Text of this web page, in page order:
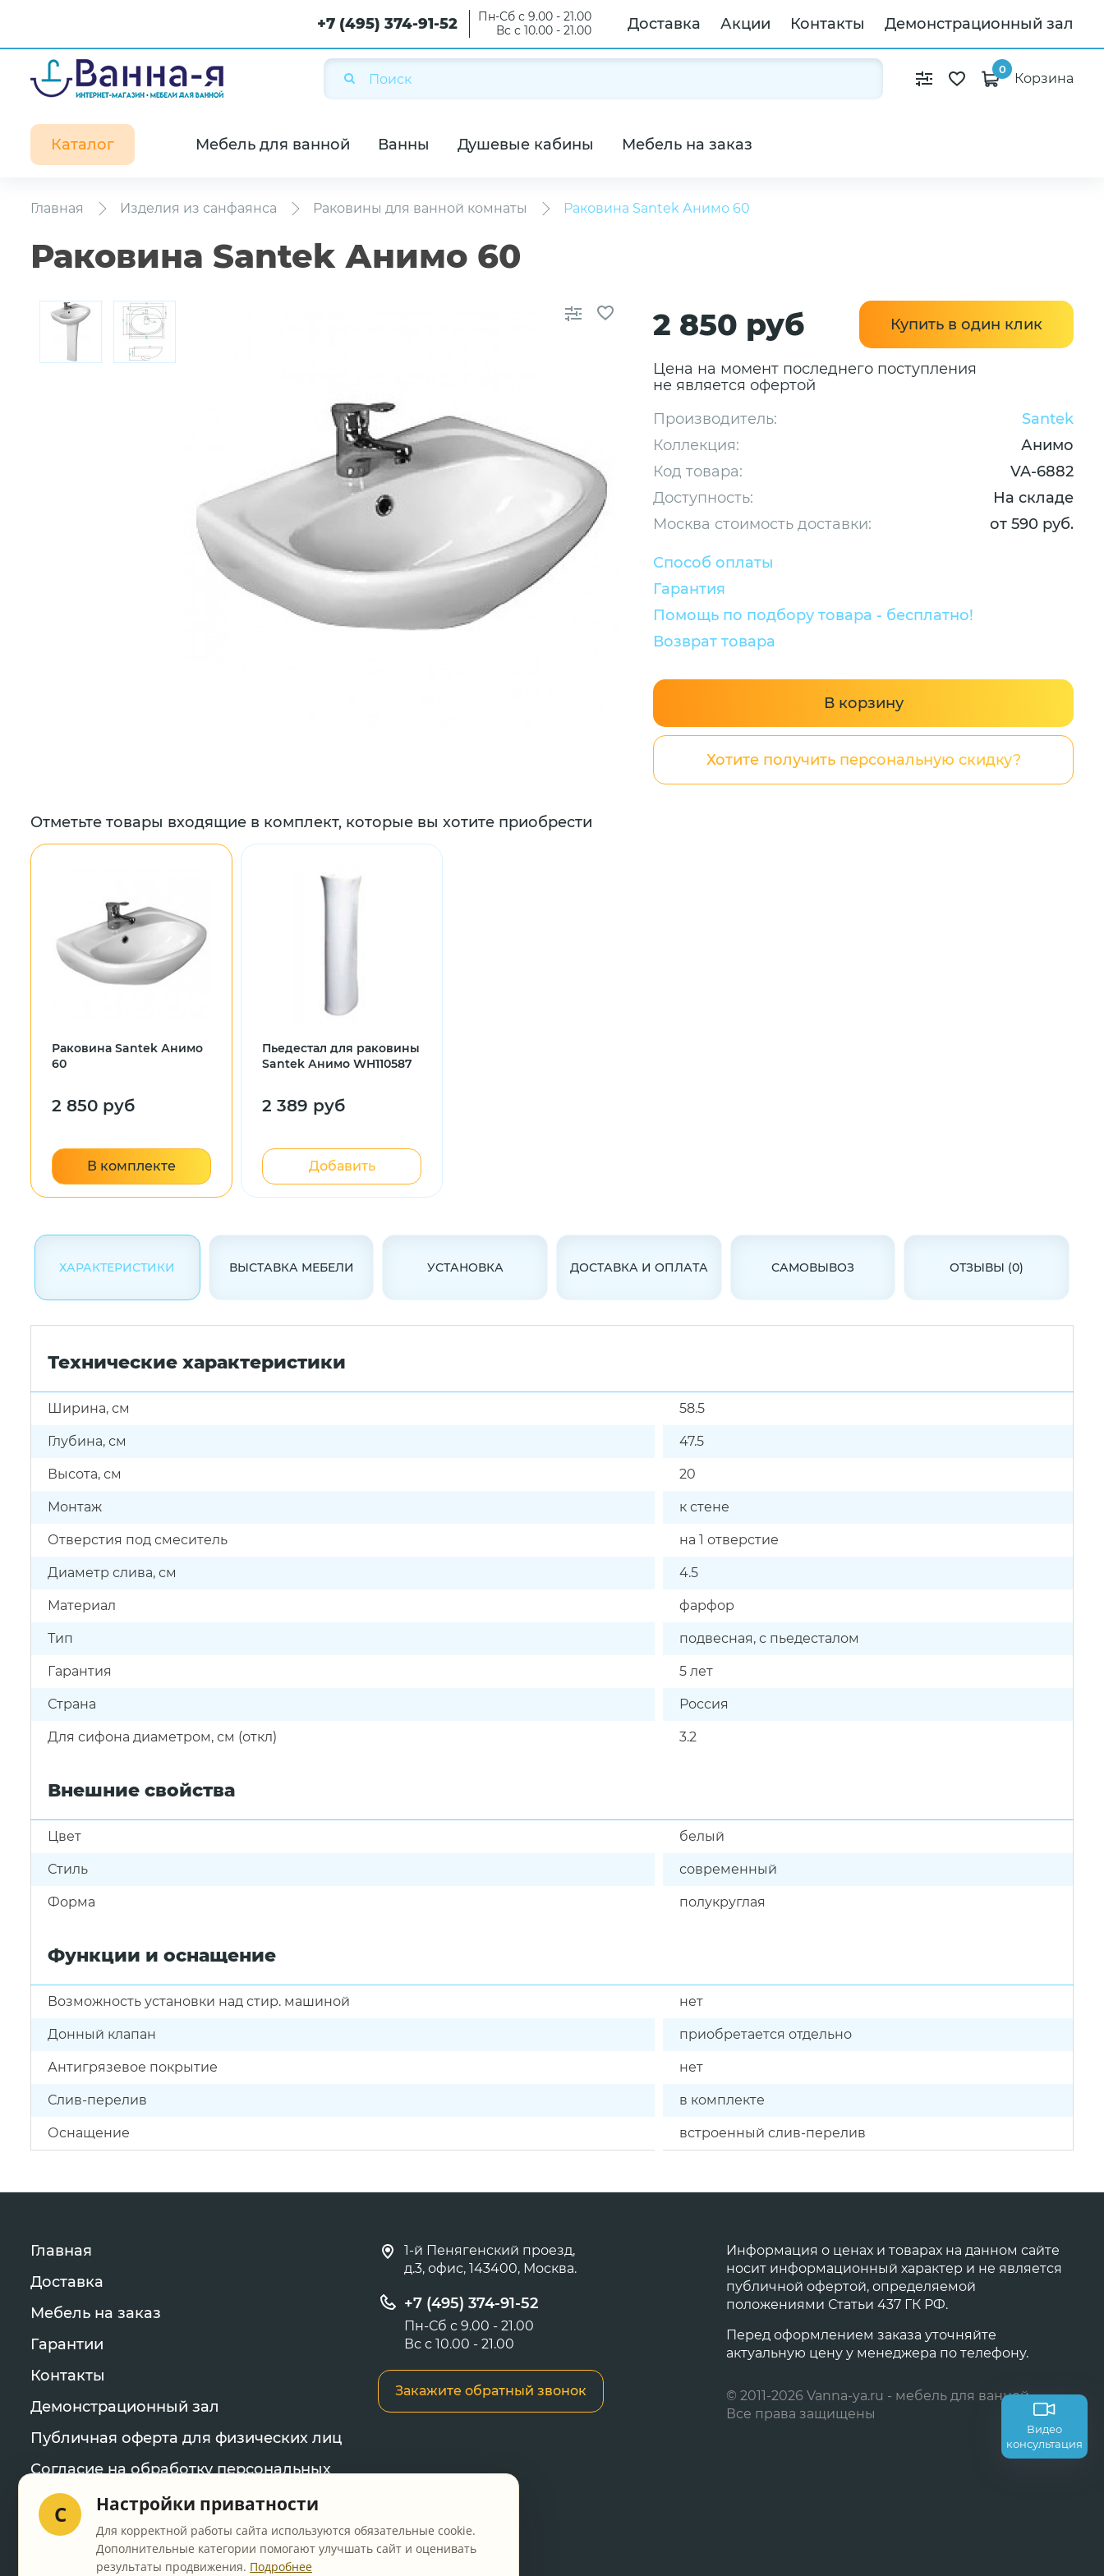
+7 (495) 374-91-52
Пн-Сб с 9.00 - 21.00
Вс с 10.00 - 21.00
Доставка Акции Контакты Демонстрационный зал
0
Корзина
Каталог Мебель для ванной Ванны Душевые кабины Мебель на заказ
Главная Изделия из санфаянса Раковины для ванной комнаты Раковина Santek Анимо 60
Раковина Santek Анимо 60
2 850 руб Купить в один клик
Цена на момент последнего поступления
не является офертой
Производитель:
Santek
Коллекция:
Анимо
Код товара:
VA-6882
Доступность:
На складе
Москва стоимость доставки:
от 590 руб.
Способ оплаты
Гарантия
Помощь по подбору товара - бесплатно!
Возврат товара
В корзину
Хотите получить персональную скидку?
Отметьте товары входящие в комплект, которые вы хотите приобрести
Раковина Santek Анимо
60
2 850 руб
В комплекте
Пьедестал для раковины
Santek Анимо WH110587
2 389 руб
Добавить
ХАРАКТЕРИСТИКИ ВЫСТАВКА МЕБЕЛИ УСТАНОВКА ДОСТАВКА И ОПЛАТА САМОВЫВОЗ ОТЗЫВЫ (0)
Технические характеристики
Ширина, см 58.5
Глубина, см 47.5
Высота, см 20
Монтаж к стене
Отверстия под смеситель на 1 отверстие
Диаметр слива, см 4.5
Материал фарфор
Тип подвесная, с пьедесталом
Гарантия 5 лет
Страна Россия
Для сифона диаметром, см (откл) 3.2
Внешние свойства
Цвет белый
Стиль современный
Форма полукруглая
Функции и оснащение
Возможность установки над стир. машиной нет
Донный клапан приобретается отдельно
Антигрязевое покрытие нет
Слив-перелив в комплекте
Оснащение встроенный слив-перелив
Видео
консультация
Главная
Доставка
Мебель на заказ
Гарантии
Контакты
Демонстрационный зал
Публичная оферта для физических лиц
Согласие на обработку персональных
Политика конфиденциальности
Уведомление об использовании файлов
1-й Пенягенский проезд,
д.3, офис, 143400, Москва.
+7 (495) 374-91-52
Пн-Сб с 9.00 - 21.00
Вс с 10.00 - 21.00
Закажите обратный звонок
Информация о ценах и товарах на данном сайте
носит информационный характер и не является
публичной офертой, определяемой
положениями Статьи 437 ГК РФ.
Перед оформлением заказа уточняйте
актуальную цену у менеджера по телефону.
© 2011-2026 Vanna-ya.ru - мебель для ванной
Все права защищены
C Настройки приватности
Для корректной работы сайта используются обязательные cookie.
Дополнительные категории помогают улучшать сайт и оценивать
результаты продвижения. Подробнее